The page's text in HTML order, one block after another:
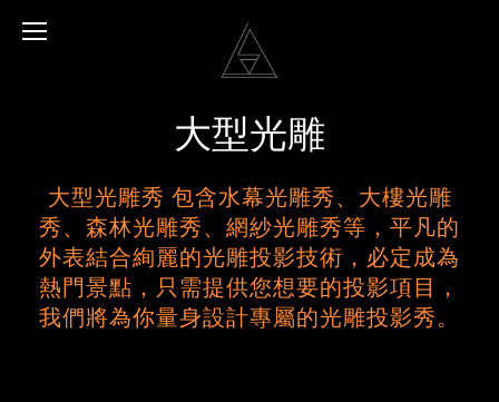
大型光雕
大型光雕秀 包含水幕光雕秀、大樓光雕
秀、森林光雕秀、網紗光雕秀等，平凡的
外表結合絢麗的光雕投影技術，必定成為
熱門景點，只需提供您想要的投影項目，
我們將為你量身設計專屬的光雕投影秀。